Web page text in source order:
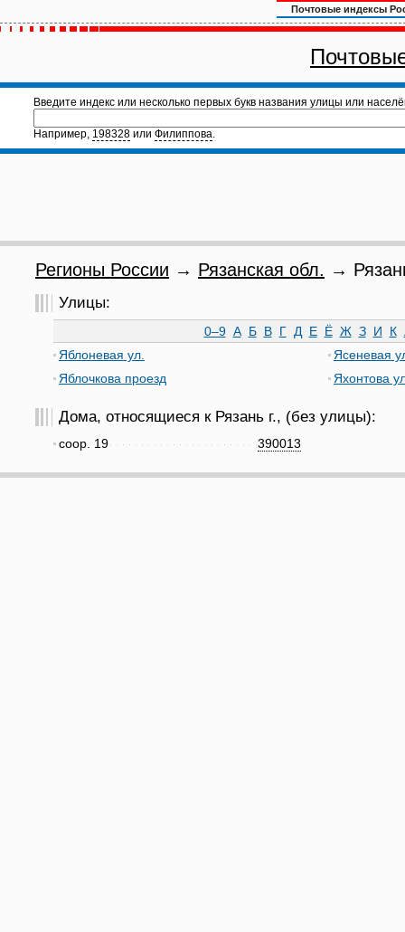
Почтовые индексы
Введите индекс или несколько первых букв названия улицы или
Например, 198328 или Филиппова.
Регионы России → Рязанская обл. →
Улицы:
0–9 А Б В Г Д Е Ё Ж З И К
Яблоневая ул.
Яблочкова проезд
Ясеневая
Яхонтова
Дома, относящиеся к Рязань г., (без улицы):
390013
соор. 19